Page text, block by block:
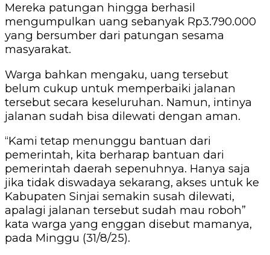
Mereka patungan hingga berhasil
mengumpulkan uang sebanyak Rp3.790.000
yang bersumber dari patungan sesama
masyarakat.
Warga bahkan mengaku, uang tersebut
belum cukup untuk memperbaiki jalanan
tersebut secara keseluruhan. Namun, intinya
jalanan sudah bisa dilewati dengan aman.
“Kami tetap menunggu bantuan dari
pemerintah, kita berharap bantuan dari
pemerintah daerah sepenuhnya. Hanya saja
jika tidak diswadaya sekarang, akses untuk ke
Kabupaten Sinjai semakin susah dilewati,
apalagi jalanan tersebut sudah mau roboh”
kata warga yang enggan disebut mamanya,
pada Minggu (31/8/25).